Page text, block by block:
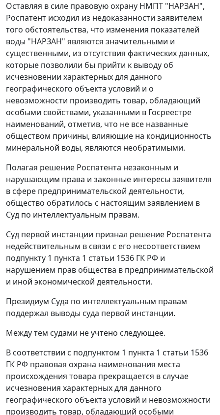
Оставляя в силе правовую охрану НМПТ "НАРЗАН",
Роспатент исходил из недоказанности заявителем
того обстоятельства, что изменения показателей
воды "НАРЗАН" являются значительными и
существенными, из отсутствия фактических данных,
которые позволили бы прийти к выводу об
исчезновении характерных для данного
географического объекта условий и о
невозможности производить товар, обладающий
особыми свойствами, указанными в Госреестре
наименований, отметив, что не все названные
обществом причины, влияющие на кондиционность
минеральной воды, являются необратимыми.
Полагая решение Роспатента незаконным и
нарушающим права и законные интересы заявителя
в сфере предпринимательской деятельности,
общество обратилось с настоящим заявлением в
Суд по интеллектуальным правам.
Суд первой инстанции признал решение Роспатента
недействительным в связи с его несоответствием
подпункту 1 пункта 1 статьи 1536 ГК РФ и
нарушением прав общества в предпринимательской
и иной экономической деятельности.
Президиум Суда по интеллектуальным правам
поддержал выводы суда первой инстанции.
Между тем судами не учтено следующее.
В соответствии с подпунктом 1 пункта 1 статьи 1536
ГК РФ правовая охрана наименования места
происхождения товара прекращается в случае
исчезновения характерных для данного
географического объекта условий и невозможности
производить товар, обладающий особыми